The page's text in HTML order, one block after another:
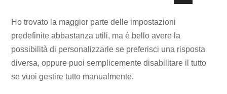
Ho trovato la maggior parte delle impostazioni
predefinite abbastanza utili, ma è bello avere la
possibilità di personalizzarle se preferisci una risposta
diversa, oppure puoi semplicemente disabilitare il tutto
se vuoi gestire tutto manualmente.